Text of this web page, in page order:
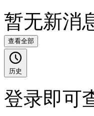
暂无新消
查看全部
历史
登录即可